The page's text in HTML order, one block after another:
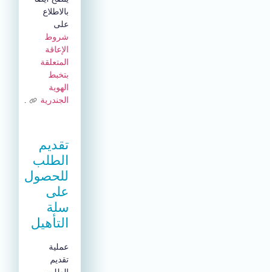
بالاطلاع
على
شروط
الإعاقة
المتعلقة
بتخبط
الهوية
الجندرية
تقديم
الطلب
للحصول
على
سلة
التأهيل
عملية
تقديم